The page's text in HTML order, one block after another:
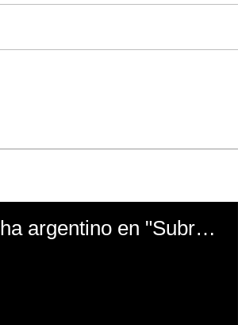
El mal momento de Yanina Gasañol con un hincha argentino en "Subrayado"